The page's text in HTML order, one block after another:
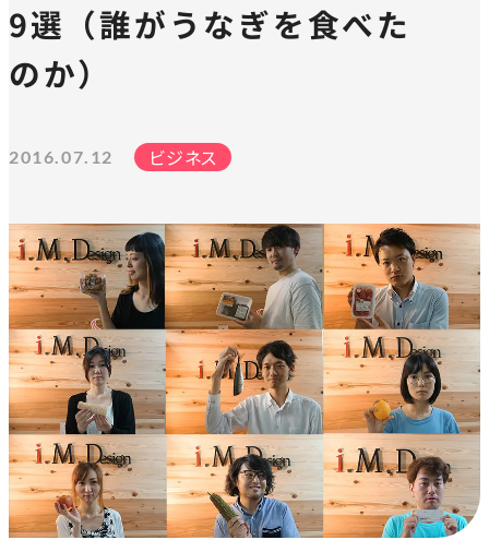
9選（誰がうなぎを食べた
のか）
2016.07.12 ビジネス